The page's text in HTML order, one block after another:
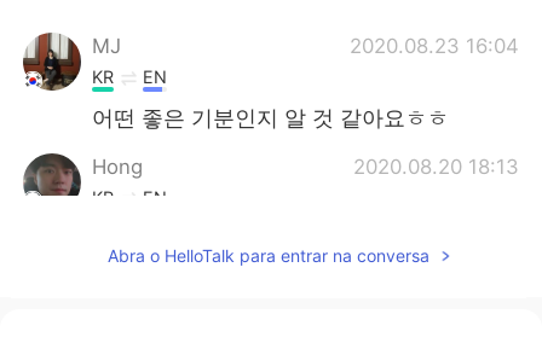
MJ 2020.08.23 16:04
KR EN
어떤 좋은 기분인지 알 것 같아요ㅎㅎ
Hong 2020.08.20 18:13
KR EN
Abra o HelloTalk para entrar na conversa